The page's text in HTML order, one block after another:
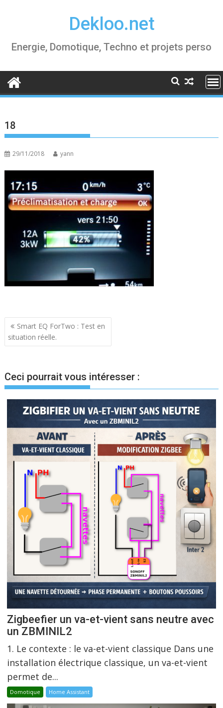
Dekloo.net
Energie, Domotique, Techno et projets perso
18
29/11/2018 yann
Navigation
de
Smart EQ ForTwo : Test en
situation réelle.
Ceci pourrait vous intéresser :
Zigbeefier un va-et-vient sans neutre avec
un ZBMINIL2
1. Le contexte : le va-et-vient classique Dans une
installation électrique classique, un va-et-vient
permet de...
Domotique Home Assistant